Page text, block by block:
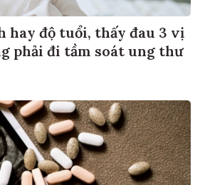
hay độ tuổi, thấy đau 3 vị
phải đi tầm soát ung thư